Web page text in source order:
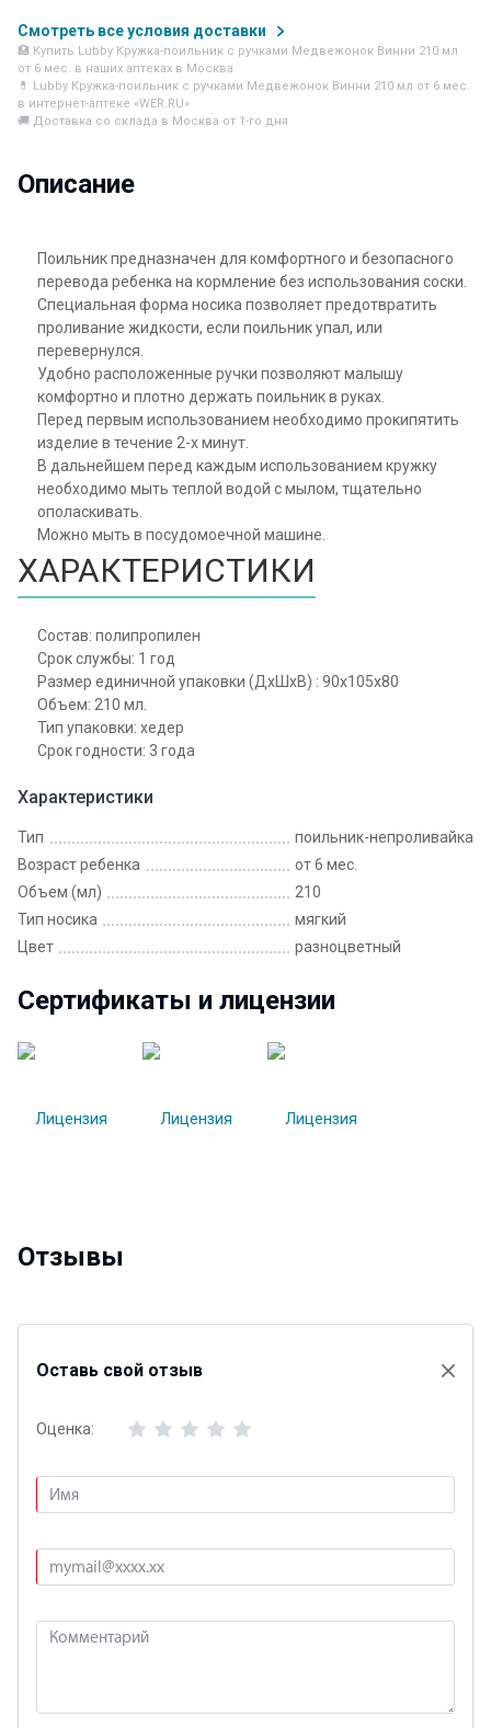
Смотреть все условия доставки
🏥 Купить Lubby Кружка-поильник с ручками Медвежонок Винни 210 мл
от 6 мес. в наших аптеках в Москва
💊 Lubby Кружка-поильник с ручками Медвежонок Винни 210 мл от 6 мес.
в интернет-аптеке «WER.RU»
🚚 Доставка со склада в Москва от 1-го дня
Описание
Поильник предназначен для комфортного и безопасного
перевода ребенка на кормление без использования соски.
Специальная форма носика позволяет предотвратить
проливание жидкости, если поильник упал, или
перевернулся.
Удобно расположенные ручки позволяют малышу
комфортно и плотно держать поильник в руках.
Перед первым использованием необходимо прокипятить
изделие в течение 2-х минут.
В дальнейшем перед каждым использованием кружку
необходимо мыть теплой водой с мылом, тщательно
ополаскивать.
Можно мыть в посудомоечной машине.
ХАРАКТЕРИСТИКИ
Состав: полипропилен
Срок службы: 1 год
Размер единичной упаковки (ДхШхВ) : 90x105x80
Объем: 210 мл.
Тип упаковки: хедер
Срок годности: 3 года
Характеристики
Тип
поильник-непроливайка
Возраст ребенка
от 6 мес.
Объем (мл)
210
Тип носика
мягкий
Цвет
разноцветный
Сертификаты и лицензии
Отзывы
Оставь свой отзыв
Оценка: